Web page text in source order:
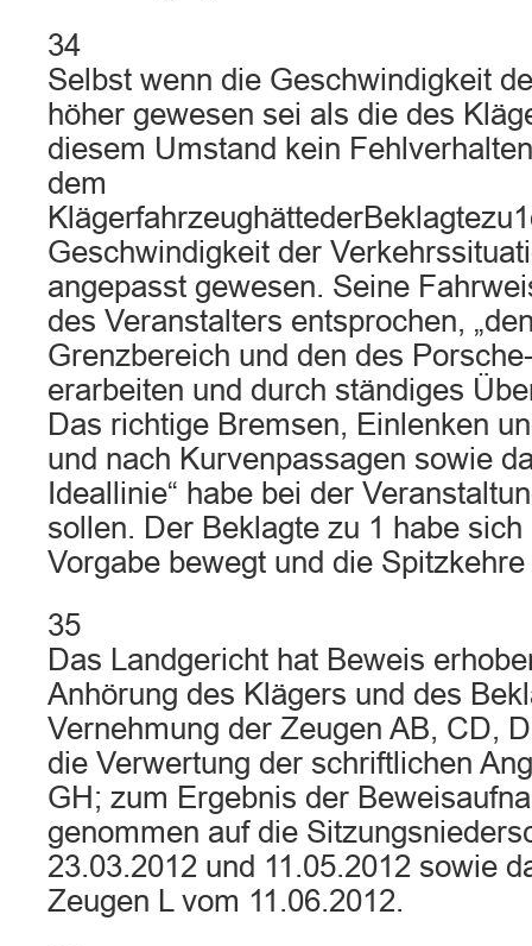
34
Selbst wenn die Geschwindigkeit
höher gewesen sei als die des
diesem Umstand kein
dem
Geschwindigkeit der
angepasst gewesen. Seine
des Veranstalters entsprochen,
Grenzbereich und den des
erarbeiten und durch ständiges
Das richtige Bremsen, Einlenken
und nach Kurvenpassagen sowie
Ideallinie“ habe bei der
sollen. Der Beklagte zu 1 habe
Vorgabe bewegt und die
35
Das Landgericht hat Beweis
Anhörung des Klägers und des
Vernehmung der Zeugen AB, CD,
die Verwertung der schriftlichen
GH; zum Ergebnis der
genommen auf die
23.03.2012 und 11.05.2012 sowie
Zeugen L vom 11.06.2012.